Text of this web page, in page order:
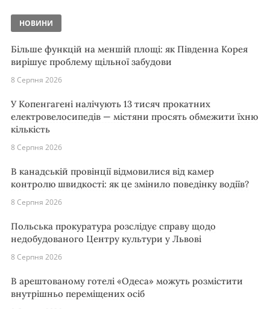
НОВИНИ
Більше функцій на меншій площі: як Південна Корея
вирішує проблему щільної забудови
8 Серпня 2026
У Копенгагені налічують 13 тисяч прокатних
електровелосипедів — містяни просять обмежити їхню
кількість
8 Серпня 2026
В канадській провінції відмовилися від камер
контролю швидкості: як це змінило поведінку водіїв?
8 Серпня 2026
Польська прокуратура розслідує справу щодо
недобудованого Центру культури у Львові
8 Серпня 2026
В арештованому готелі «Одеса» можуть розмістити
внутрішньо переміщених осіб